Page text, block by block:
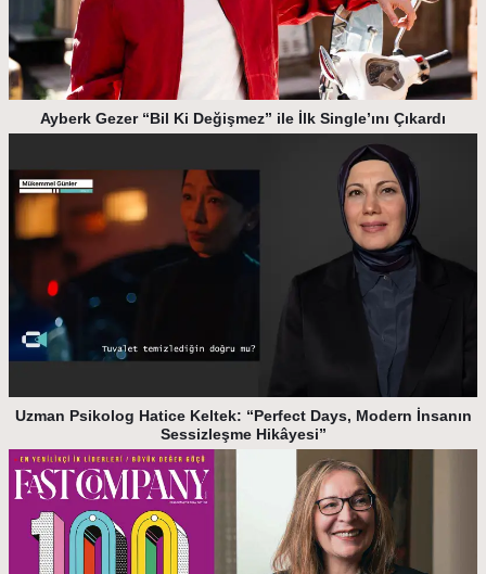
Ayberk Gezer “Bil Ki Değişmez” ile İlk Single’ını Çıkardı
Uzman Psikolog Hatice Keltek: “Perfect Days, Modern İnsanın
Sessizleşme Hikâyesi”